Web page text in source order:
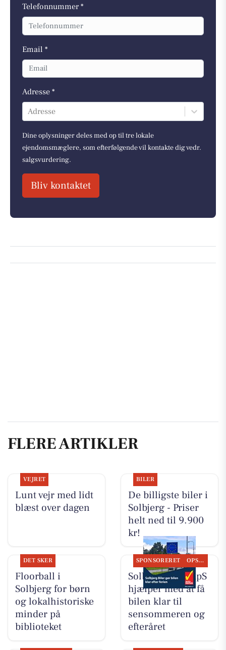
Telefonnummer *
Email *
Adresse *
Adresse
Dine oplysninger deles med op til tre lokale
ejendomsmæglere, som efterfølgende vil kontakte dig vedr.
salgsvurdering.
Bliv kontaktet
FLERE ARTIKLER
VEJRET
Lunt vejr med lidt
blæst over dagen
BILER
De billigste biler i
Solbjerg - Priser
helt ned til 9.900
kr!
DET SKER
Floorball i
Solbjerg for børn
og lokalhistoriske
minder på
biblioteket
SPONSORERET OPSLAGSTAVLEN
Solbjerg Biler ApS
hjælper med at få
bilen klar til
sensommeren og
efteråret